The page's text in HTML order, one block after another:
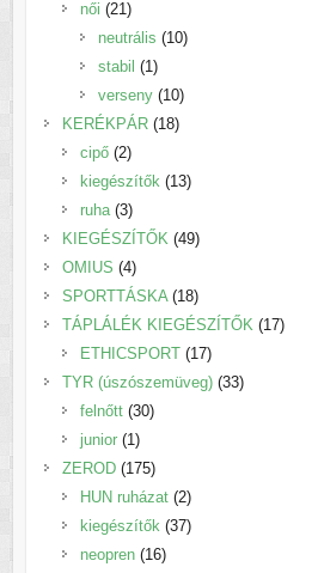
női 2121
termék
neutrális 1010
stabil 11
termék
verseny 1010
termék
KERÉKPÁR 1818
cipő 22
termék
kiegészítők 1313
ruha 33
termék
KIEGÉSZÍTŐK 4949
OMIUS 44
termék
SPORTTÁSKA 1818
termék
TÁPLÁLÉK KIEGÉSZÍTŐK 1717
ETHICSPORT 1717
termék
TYR (úszószemüveg) 3333
felnőtt 3030
junior 11
termék
ZEROD 175175
termék
HUN ruházat 22
termék
kiegészítők 3737
neopren 1616